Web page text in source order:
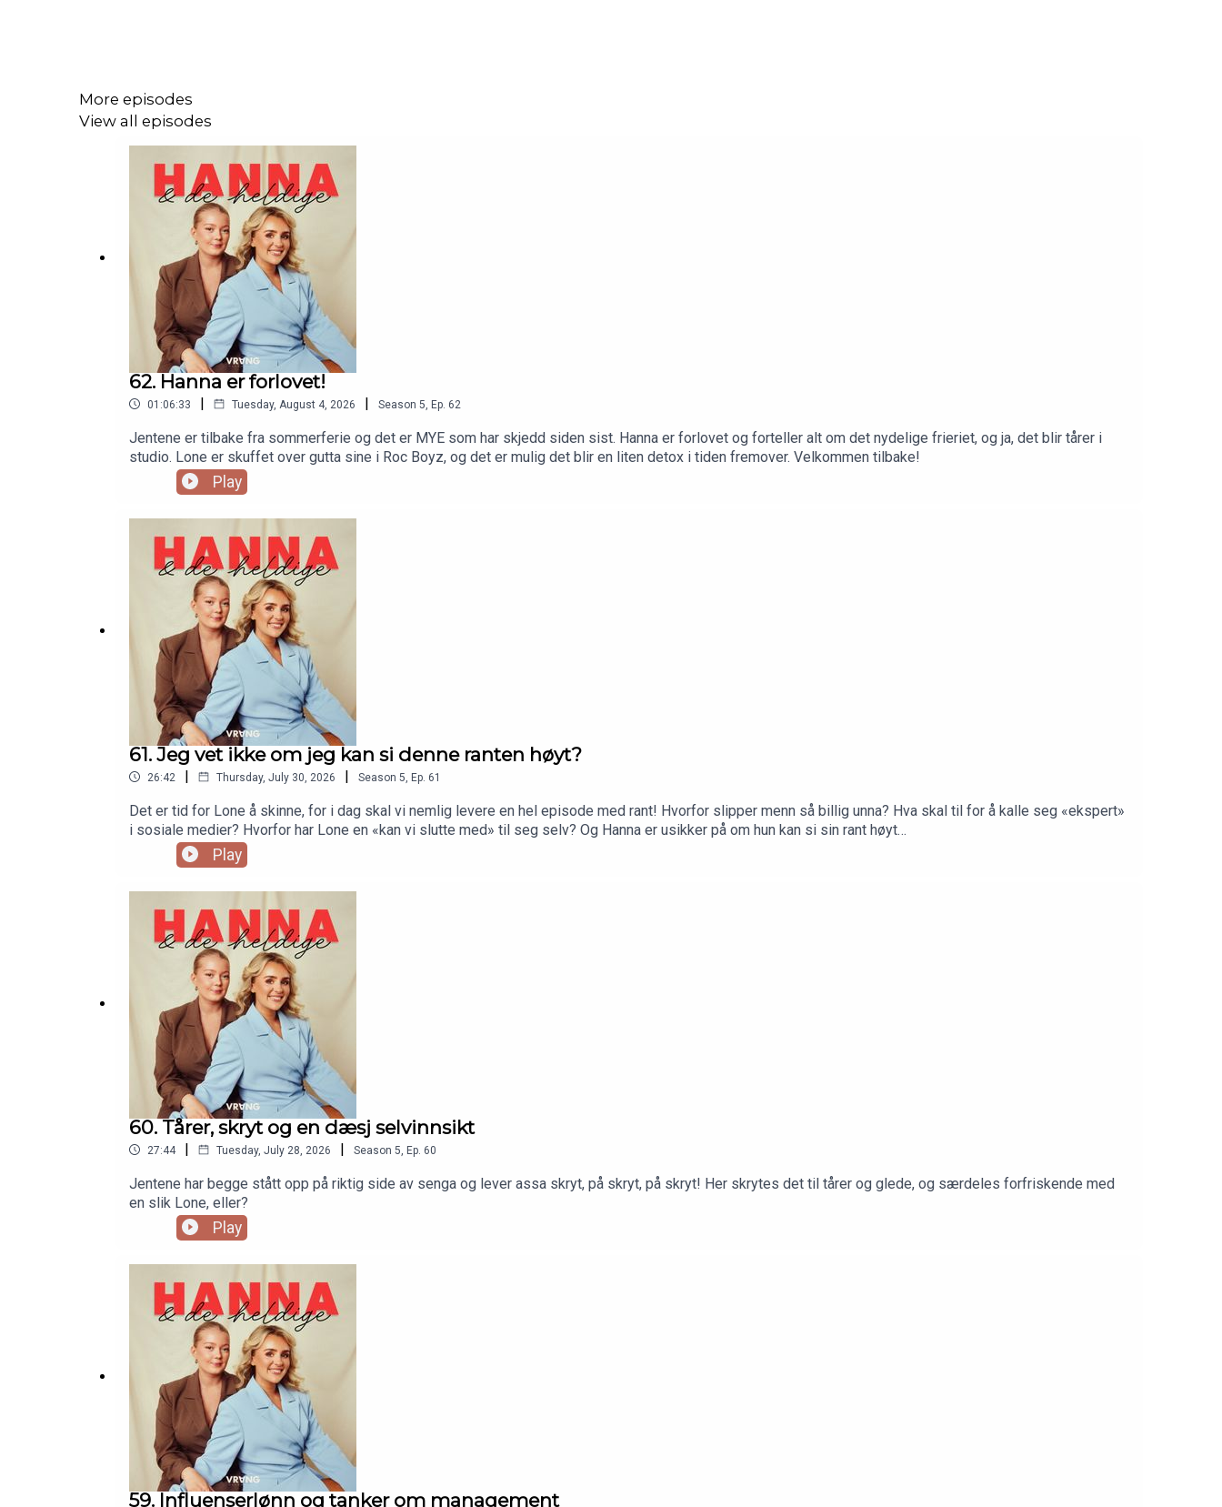
More episodes
View all episodes
62. Hanna er forlovet!
01:06:33 | Tuesday, August 4, 2026 | Season 5 Ep. 62
Jentene er tilbake fra sommerferie og det er MYE som har skjedd siden sist. Hanna er forlovet og forteller alt om det nydelige frieriet, og ja, det blir tårer i
studio. Lone er skuffet over gutta sine i Roc Boyz, og det er mulig det blir en liten detox i tiden fremover. Velkommen tilbake!
Play
61. Jeg vet ikke om jeg kan si denne ranten høyt?
26:42 | Thursday, July 30, 2026 | Season 5 Ep. 61
Det er tid for Lone å skinne, for i dag skal vi nemlig levere en hel episode med rant! Hvorfor slipper menn så billig unna? Hva skal til for å kalle seg «ekspert»
i sosiale medier? Hvorfor har Lone en «kan vi slutte med» til seg selv? Og Hanna er usikker på om hun kan si sin rant høyt…
Play
60. Tårer, skryt og en dæsj selvinnsikt
27:44 | Tuesday, July 28, 2026 | Season 5 Ep. 60
Jentene har begge stått opp på riktig side av senga og lever assa skryt, på skryt, på skryt! Her skrytes det til tårer og glede, og særdeles forfriskende med
en slik Lone, eller?
Play
59. Influenserlønn og tanker om management